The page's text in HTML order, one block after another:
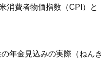
消費者物価指数（CPI）と
年金見込みの実際（ねんき